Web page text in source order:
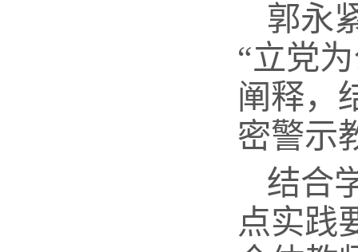
郭永
“立党
阐释，
密警示
结合
点实践